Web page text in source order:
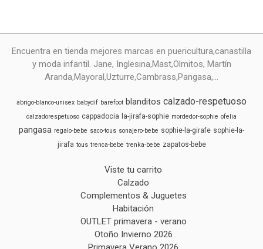
Encuentra en tienda mejores marcas en puericultura,canastilla
y moda infantil. Jane, Inglesina,Mast,Olmitos, Martín
Aranda,Mayoral,Uzturre,Cambrass,Pangasa,...
abrigo-blanco-unisex babydif barefoot blanditos calzado-respetuoso
calzadorespetuoso cappadocia la-jirafa-sophie mordedor-sophie ofelia
pangasa regalo-bebe saco-tous sonajero-bebe sophie-la-girafe sophie-la-
jirafa tous trenca-bebe trenka-bebe zapatos-bebe
Viste tu carrito
Calzado
Complementos & Juguetes
Habitación
OUTLET primavera - verano
Otoño Invierno 2026